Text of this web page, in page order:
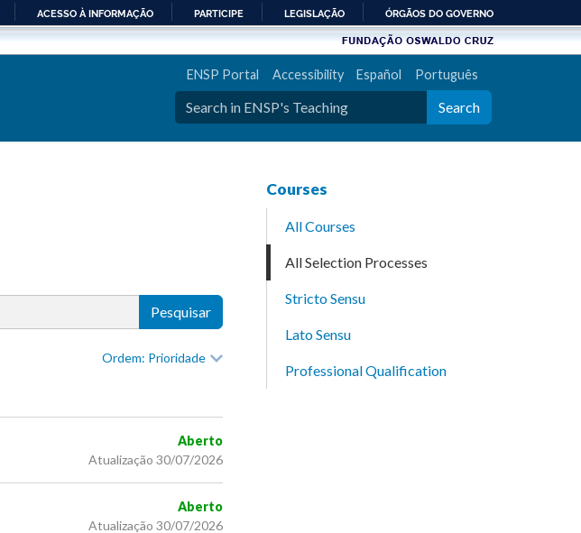
ACESSO À INFORMAÇÃO PARTICIPE LEGISLAÇÃO ÓRGÃOS DO GOVERNO
ENSP Portal Accessibility Español Português
Search
Pesquisar
Ordem: Prioridade
Aberto
Atualização 30/07/2026
Aberto
Atualização 30/07/2026
Courses
All Courses
All Selection Processes
Stricto Sensu
Lato Sensu
Professional Qualification